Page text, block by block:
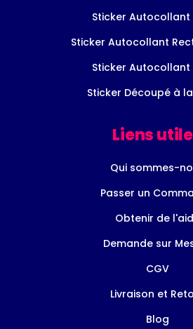
Sticker Autocollant
Sticker Autocollant
Sticker Autocollant
Sticker Découpé à
Liens
Qui sommes-
Passer un
Obtenir de
Demande sur
CGV
Livraison et
Blog